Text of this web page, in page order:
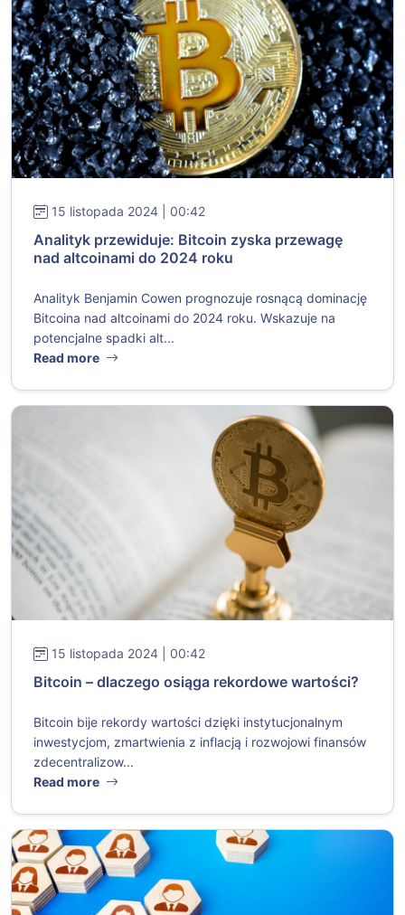
15 listopada 2024 | 00:42
Analityk przewiduje: Bitcoin zyska przewagę
nad altcoinami do 2024 roku
Analityk Benjamin Cowen prognozuje rosnącą dominację
Bitcoina nad altcoinami do 2024 roku. Wskazuje na
potencjalne spadki alt...
Read more
15 listopada 2024 | 00:42
Bitcoin – dlaczego osiąga rekordowe wartości?
Bitcoin bije rekordy wartości dzięki instytucjonalnym
inwestycjom, zmartwienia z inflacją i rozwojowi finansów
zdecentralizow...
Read more